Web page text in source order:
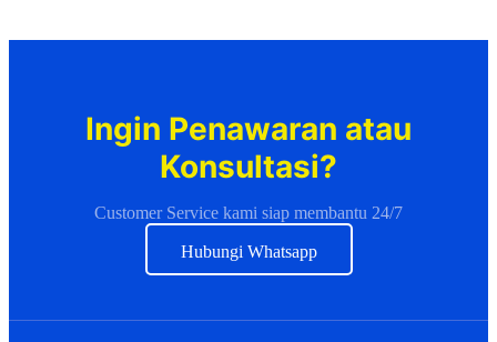
Ingin Penawaran atau
Konsultasi?
Customer Service kami siap membantu 24/7
Hubungi Whatsapp